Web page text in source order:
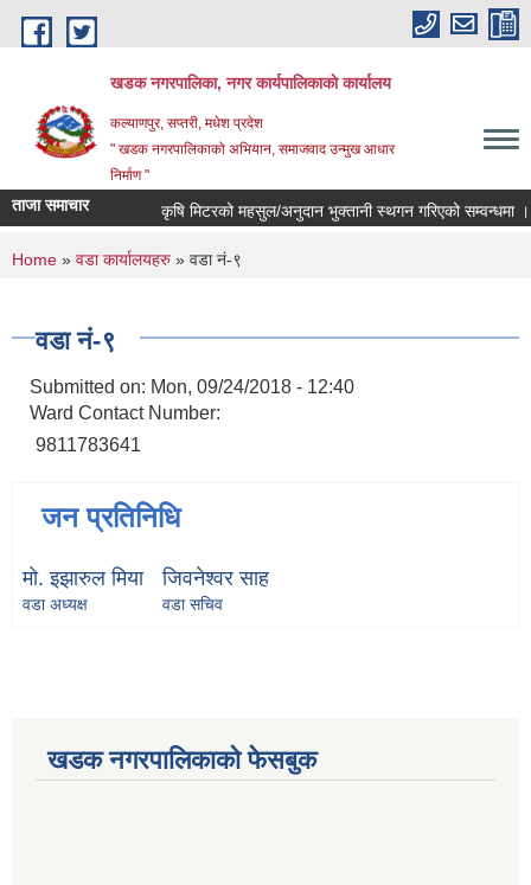
Skip to main content
खडक नगरपालिका, नगर कार्यपालिकाकाे कार्यालय
कल्याणपुर, सप्तरी, मधेश प्रदेश
" खडक नगरपालिकाको अभियान, समाजवाद उन्मुख आधार
निर्माण "
ताजा समाचार कृषि मिटरको महसुल/अनुदान भुक्तानी स्थगन गरिएको सम्वन्धमा ।।।
You are here
Home » वडा कार्यालयहरु » वडा नं-९
वडा नं-९
Submitted on: Mon, 09/24/2018 - 12:40
Ward Contact Number:
9811783641
जन प्रतिनिधि
मो. इझारुल मिया
वडा अध्यक्ष
जिवनेश्वर साह
वडा सचिव
खडक नगरपालिकाको फेसबुक